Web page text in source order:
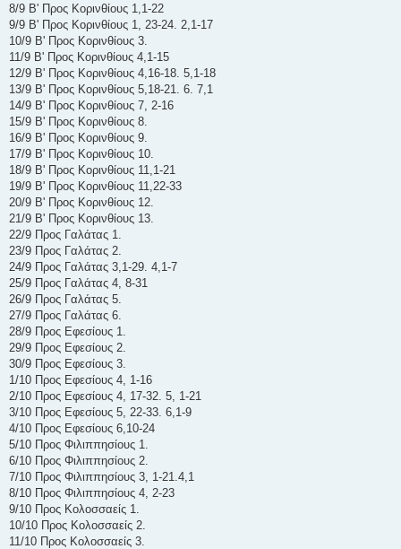
8/9 Β' Προς Κορινθίους 1,1-22
9/9 Β' Προς Κορινθίους 1, 23-24. 2,1-17
10/9 Β' Προς Κορινθίους 3.
11/9 Β' Προς Κορινθίους 4,1-15
12/9 Β' Προς Κορινθίους 4,16-18. 5,1-18
13/9 Β' Προς Κορινθίους 5,18-21. 6. 7,1
14/9 Β' Προς Κορινθίους 7, 2-16
15/9 Β' Προς Κορινθίους 8.
16/9 Β' Προς Κορινθίους 9.
17/9 Β' Προς Κορινθίους 10.
18/9 Β' Προς Κορινθίους 11,1-21
19/9 Β' Προς Κορινθίους 11,22-33
20/9 Β' Προς Κορινθίους 12.
21/9 Β' Προς Κορινθίους 13.
22/9 Προς Γαλάτας 1.
23/9 Προς Γαλάτας 2.
24/9 Προς Γαλάτας 3,1-29. 4,1-7
25/9 Προς Γαλάτας 4, 8-31
26/9 Προς Γαλάτας 5.
27/9 Προς Γαλάτας 6.
28/9 Προς Εφεσίους 1.
29/9 Προς Εφεσίους 2.
30/9 Προς Εφεσίους 3.
1/10 Προς Εφεσίους 4, 1-16
2/10 Προς Εφεσίους 4, 17-32. 5, 1-21
3/10 Προς Εφεσίους 5, 22-33. 6,1-9
4/10 Προς Εφεσίους 6,10-24
5/10 Προς Φιλιππησίους 1.
6/10 Προς Φιλιππησίους 2.
7/10 Προς Φιλιππησίους 3, 1-21.4,1
8/10 Προς Φιλιππησίους 4, 2-23
9/10 Προς Κολοσσαείς 1.
10/10 Προς Κολοσσαείς 2.
11/10 Προς Κολοσσαείς 3.